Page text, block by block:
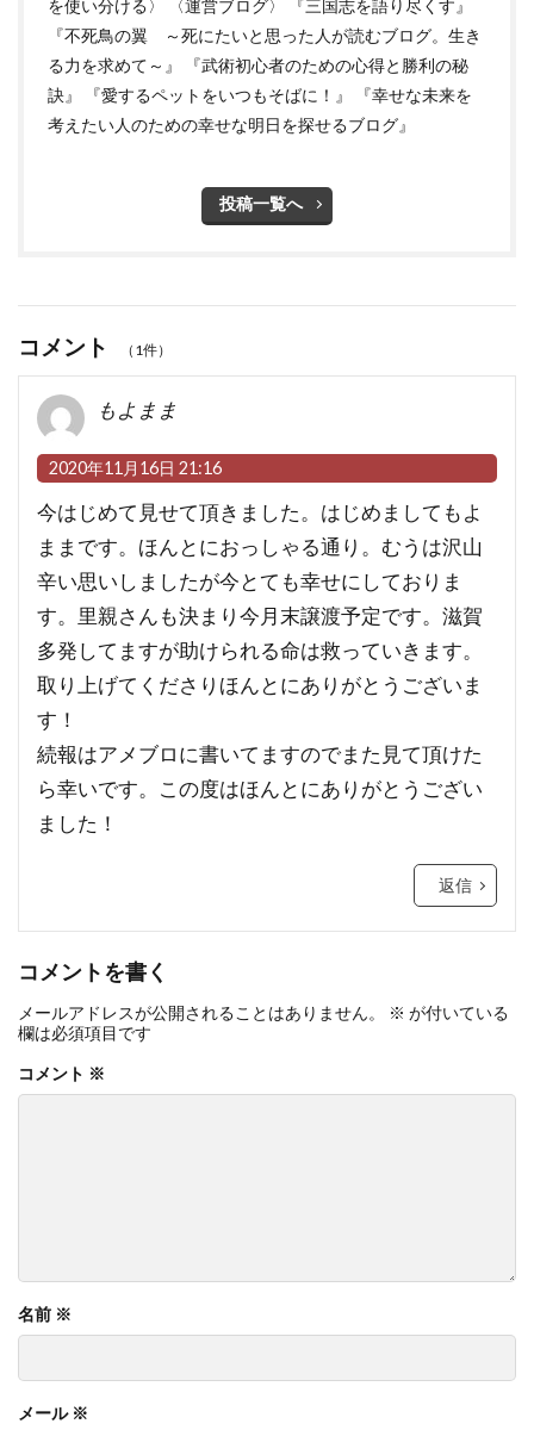
を使い分ける〉 〈運営ブログ〉 『三国志を語り尽くす』
『不死鳥の翼 ～死にたいと思った人が読むブログ。生き
る力を求めて～』 『武術初心者のための心得と勝利の秘
訣』 『愛するペットをいつもそばに！』 『幸せな未来を
考えたい人のための幸せな明日を探せるブログ』
投稿一覧へ
コメント （1件）
もよまま
2020年11月16日 21:16
今はじめて見せて頂きました。はじめましてもよ
ままです。ほんとにおっしゃる通り。むうは沢山
辛い思いしましたが今とても幸せにしておりま
す。里親さんも決まり今月末譲渡予定です。滋賀
多発してますが助けられる命は救っていきます。
取り上げてくださりほんとにありがとうございま
す！
続報はアメブロに書いてますのでまた見て頂けた
ら幸いです。この度はほんとにありがとうござい
ました！
返信
コメントを書く
メールアドレスが公開されることはありません。 ※ が付いている
欄は必須項目です
コメント ※
名前 ※
メール ※